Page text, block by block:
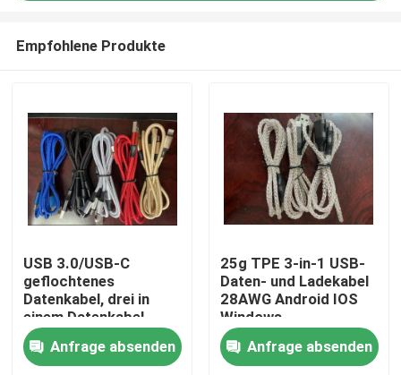
Haus
Produkte
Empfohlene Produkte
USB 3.0/USB-C
geflochtenes
Datenkabel, drei in
einem Datenkabel,
kompatibel mit
Android, iOS, Windows
Anfrage absenden
25g TPE 3-in-1 USB-
Daten- und Ladekabel
28AWG Android IOS
Windows
Anfrage absenden